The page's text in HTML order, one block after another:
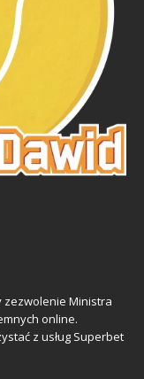
zezwolenie Ministra
online.
z usług Superbet